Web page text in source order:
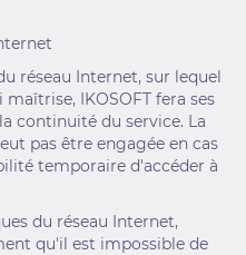
réseau Internet, sur lequel
maîtrise, IKOSOFT fera ses
continuité du service. La
pas être engagée en cas
temporaire d'accéder à
du réseau Internet,
qu'il est impossible de